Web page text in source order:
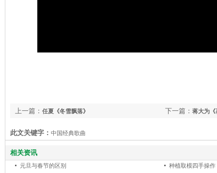
下一篇： 蒋大为《
上一篇： 任夏《冬雪飘落》
此文关键字： 中国经典歌曲
相关资讯
元旦与春节的区别
种植取模四手操作